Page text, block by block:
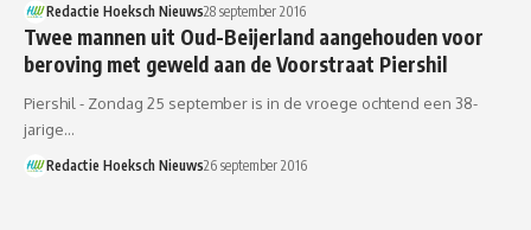
Redactie Hoeksch Nieuws28 september 2016
Twee mannen uit Oud-Beijerland aangehouden voor
beroving met geweld aan de Voorstraat Piershil
Piershil - Zondag 25 september is in de vroege ochtend een 38-
jarige…
Redactie Hoeksch Nieuws26 september 2016